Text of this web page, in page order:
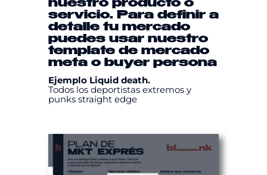
nuestro producto o
servicio. Para definir a
detalle tu mercado
puedes usar nuestro
templatede mercado
metao buyer persona
Ejemplo Liquid death.
Todos los deportistas extremos y
punks straight edge